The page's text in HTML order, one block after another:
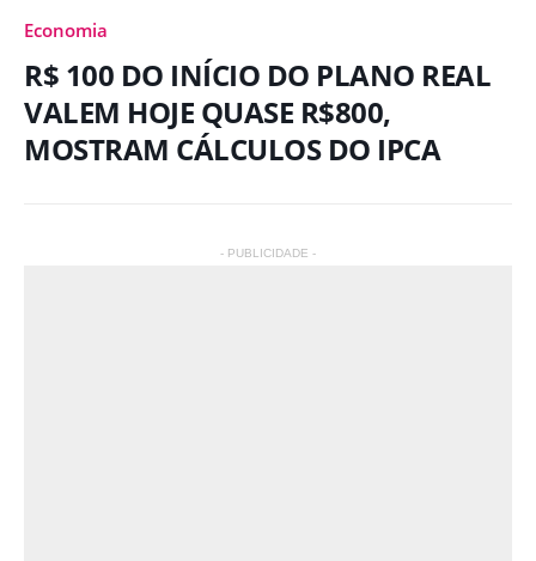
Economia
R$ 100 DO INÍCIO DO PLANO REAL
VALEM HOJE QUASE R$800,
MOSTRAM CÁLCULOS DO IPCA
- PUBLICIDADE -